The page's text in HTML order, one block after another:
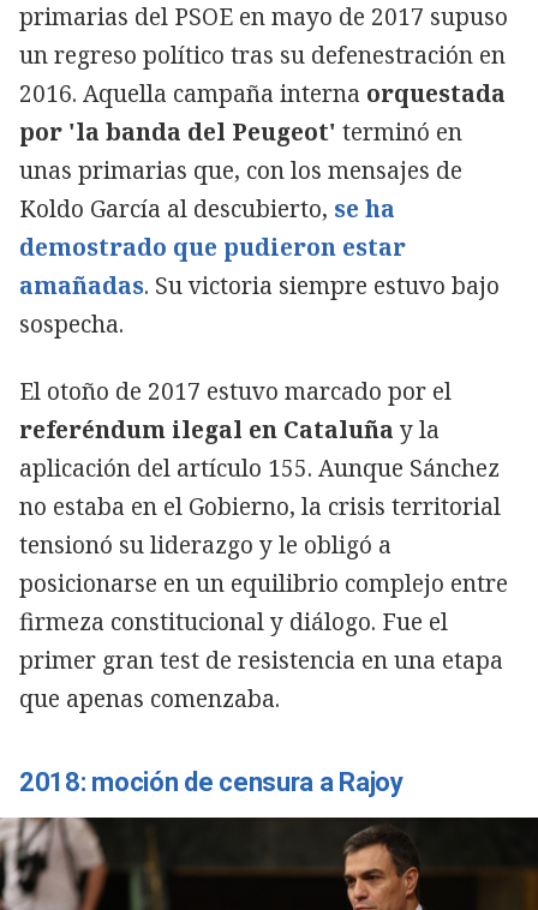
primarias del PSOE en mayo de 2017 supuso
un regreso político tras su defenestración en
2016. Aquella campaña interna orquestada
por 'la banda del Peugeot' terminó en
unas primarias que, con los mensajes de
Koldo García al descubierto, se ha
demostrado que pudieron estar
amañadas. Su victoria siempre estuvo bajo
sospecha.
El otoño de 2017 estuvo marcado por el
referéndum ilegal en Cataluña y la
aplicación del artículo 155. Aunque Sánchez
no estaba en el Gobierno, la crisis territorial
tensionó su liderazgo y le obligó a
posicionarse en un equilibrio complejo entre
firmeza constitucional y diálogo. Fue el
primer gran test de resistencia en una etapa
que apenas comenzaba.
2018: moción de censura a Rajoy